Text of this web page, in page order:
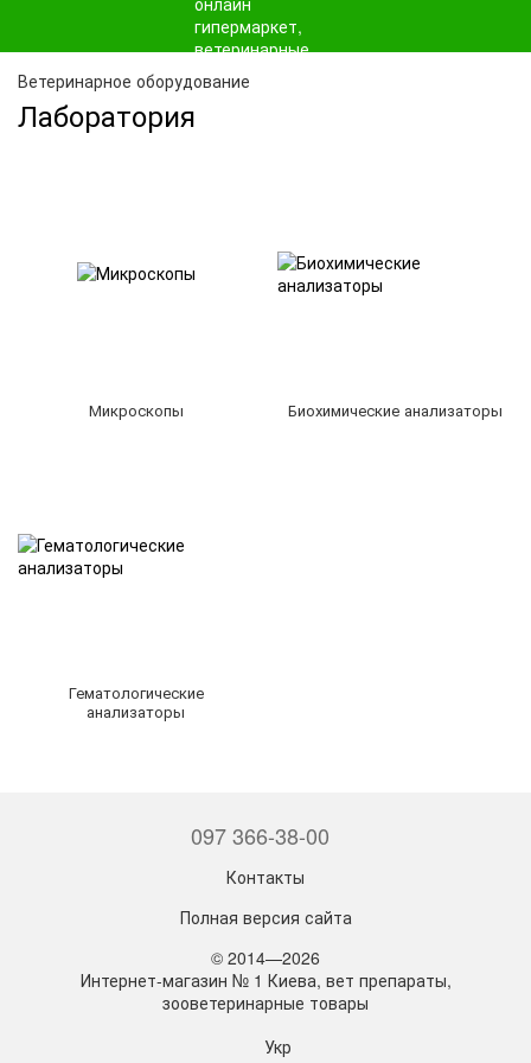
Ветеринарное оборудование
Лаборатория
Микроскопы Биохимические анализаторы
Гематологические
анализаторы
097 366-38-00
Контакты
Полная версия сайта
© 2014—2026
Интернет-магазин № 1 Киева, вет препараты,
зооветеринарные товары
Укр